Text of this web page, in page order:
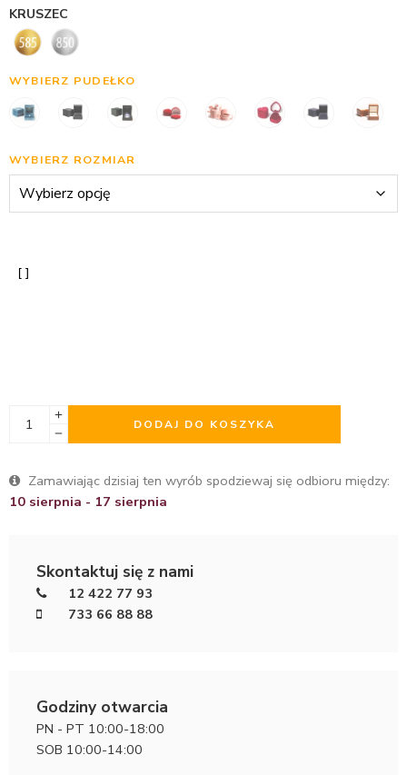
KRUSZEC
WYBIERZ PUDEŁKO
WYBIERZ ROZMIAR
DODAJ DO KOSZYKA
Zamawiając dzisiaj ten wyrób spodziewaj się odbioru między:
10 sierpnia - 17 sierpnia
Skontaktuj się z nami
12 422 77 93
733 66 88 88
Godziny otwarcia
PN - PT 10:00-18:00
SOB 10:00-14:00